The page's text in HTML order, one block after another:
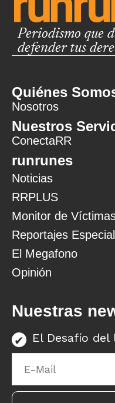
Periodismo que
defender tus
Quiénes
Nosotros
Nuestros
ConectaRR
runrunes
Noticias
RRPLUS
Monitor de
Reportajes
El Megafono
Opinión
Nuestras
El Desafío del